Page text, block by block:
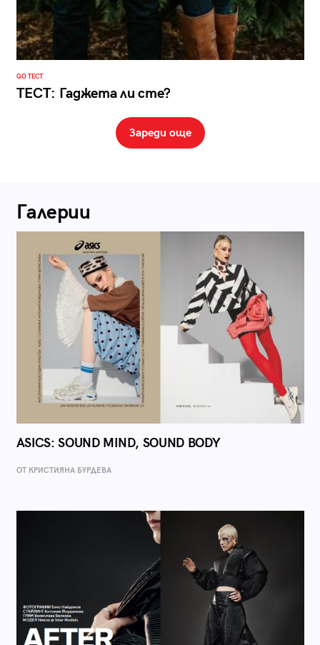
GO ТЕСТ
ТЕСТ: Гаджета ли сте?
Зареди още
Галерии
ASICS: SOUND MIND, SOUND BODY
ОТ КРИСТИЯНА БУРДЕВА